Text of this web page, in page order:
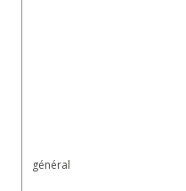
général